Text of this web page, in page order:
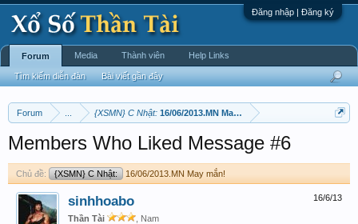
Đăng nhập | Đăng ký
Forum {XSMN} C Nhật: 16/06/2013.MN May mắn!
Members Who Liked Message #6
Chủ đề: {XSMN} C Nhật: 16/06/2013.MN May mắn!
16/6/13
sinhhoabo
Thần Tài
, Nam
Forum
Tìm kiếm diễn đàn Bài viết gần đây
Media Thành viên Help Links